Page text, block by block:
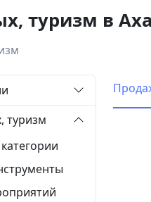
туризм в
туризм